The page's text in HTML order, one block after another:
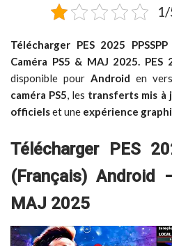
Télécharger PES 2025
Caméra PS5 & MAJ 2025. PES
disponible pour Android en
caméra PS5, les transferts mis à
officielset une expérience
Télécharger PES
(Français) Android
MAJ 2025